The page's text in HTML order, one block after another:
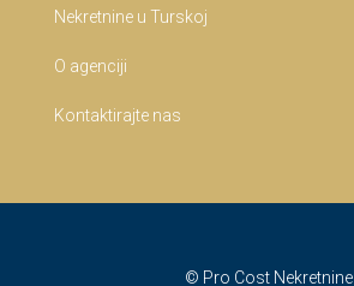
Nekretnine u Turskoj
O agenciji
Kontaktirajte nas
© Pro Cost Nekretnine